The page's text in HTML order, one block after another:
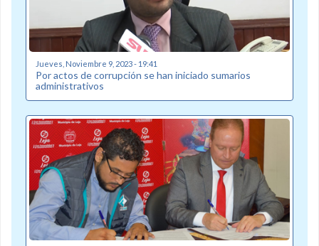
Jueves, Noviembre 9, 2023 - 19:41
Por actos de corrupción se han iniciado sumarios
administrativos